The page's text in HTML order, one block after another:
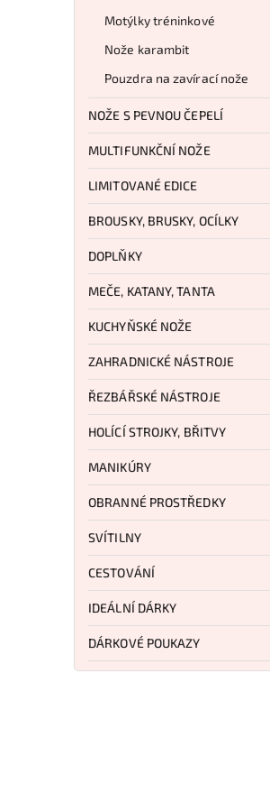
Motýlky tréninkové
Nože karambit
Pouzdra na zavírací nože
NOŽE S PEVNOU ČEPELÍ
MULTIFUNKČNÍ NOŽE
LIMITOVANÉ EDICE
BROUSKY, BRUSKY, OCÍLKY
DOPLŇKY
MEČE, KATANY, TANTA
KUCHYŇSKÉ NOŽE
ZAHRADNICKÉ NÁSTROJE
ŘEZBÁŘSKÉ NÁSTROJE
HOLÍCÍ STROJKY, BŘITVY
MANIKÚRY
OBRANNÉ PROSTŘEDKY
SVÍTILNY
CESTOVÁNÍ
IDEÁLNÍ DÁRKY
DÁRKOVÉ POUKAZY